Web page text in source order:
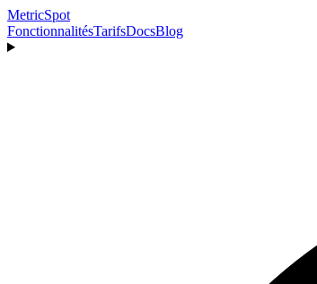
MetricSpot
FonctionnalitésTarifsDocsBlog